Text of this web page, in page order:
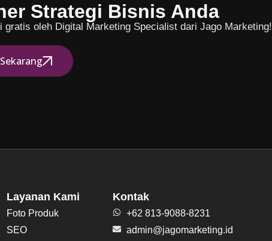
Strategi Bisnis Anda
oleh Digital Marketing Specialist dari Jago Marketing!
Layanan Kami
Foto Produk
SEO
Kontak
+62 813-9088-8231
admin@jagomarketing.id